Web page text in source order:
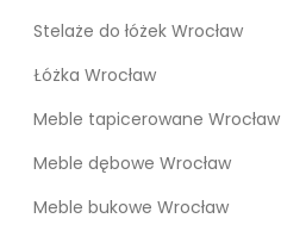
Stelaże do łóżek Wrocław
Łóżka Wrocław
Meble tapicerowane Wrocław
Meble dębowe Wrocław
Meble bukowe Wrocław